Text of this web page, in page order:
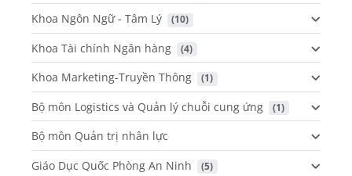
Khoa Ngôn Ngữ - Tâm Lý (10)
Khoa Tài chính Ngân hàng (4)
Khoa Marketing-Truyền Thông (1)
Bộ môn Logistics và Quản lý chuỗi cung ứng (1)
Bộ môn Quản trị nhân lực
Giáo Dục Quốc Phòng An Ninh
(5)